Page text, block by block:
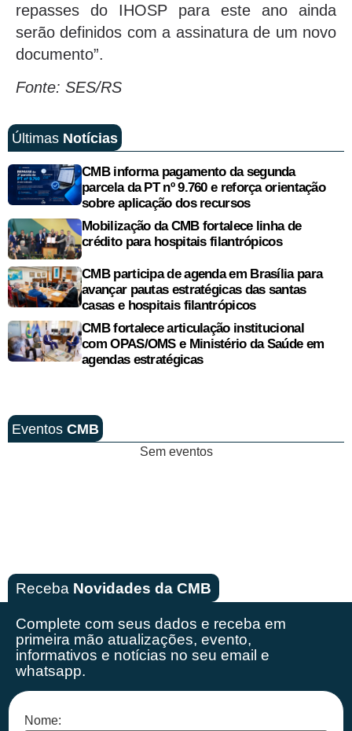
repasses do IHOSP para este ano ainda
serão definidos com a assinatura de um novo
documento”.
Fonte: SES/RS
Últimas Notícias
CMB informa pagamento da segunda
parcela da PT nº 9.760 e reforça orientação
sobre aplicação dos recursos
Mobilização da CMB fortalece linha de
crédito para hospitais filantrópicos
CMB participa de agenda em Brasília para
avançar pautas estratégicas das santas
casas e hospitais filantrópicos
CMB fortalece articulação institucional
com OPAS/OMS e Ministério da Saúde em
agendas estratégicas
Eventos CMB
Sem eventos
Receba Novidades da CMB
Complete com seus dados e receba em
primeira mão atualizações, evento,
informativos e notícias no seu email e
whatsapp.
Nome: